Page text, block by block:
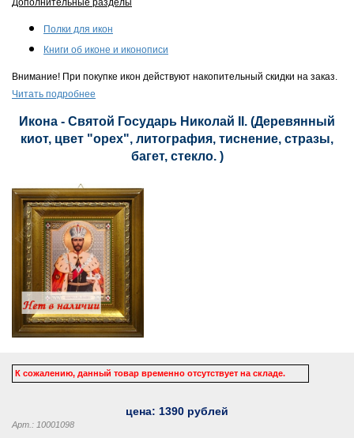
Дополнительные разделы
Полки для икон
Книги об иконе и иконописи
Внимание! При покупке икон действуют накопительный скидки на заказ.
Читать подробнее
Икона - Святой Государь Николай II. (Деревянный
киот, цвет "орех", литография, тиснение, стразы,
багет, стекло. )
К сожалению, данный товар временно отсутствует на складе.
цена: 1390 рублей
Арт.: 10001098